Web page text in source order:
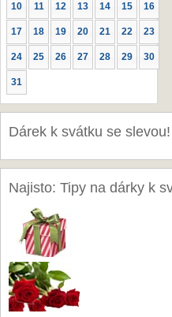
10 11 12 13 14 15 16
17 18 19 20 21 22 23
24 25 26 27 28 29 30
31
Dárek k svátku se slevou!
Najisto: Tipy na dárky k